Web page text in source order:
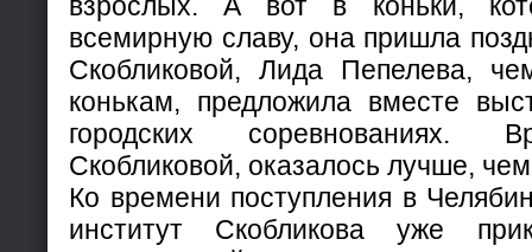
всемирную славу, она пришла
Скобликовой, Лида Пепелева,
конькам, предложила вместе
городских соревнованиях.
Скобликовой, оказалось лучше,
Ко времени поступления в
институт Скобликова уже